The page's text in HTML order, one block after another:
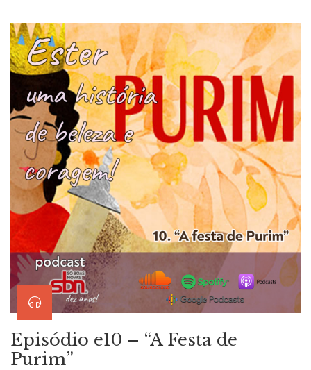
Episódio e10 – “A Festa de
Purim”